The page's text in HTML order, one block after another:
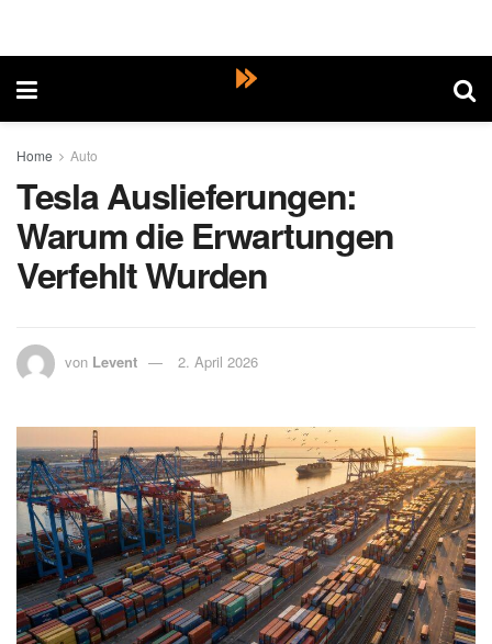
Home Auto
Tesla Auslieferungen:
Warum die Erwartungen
Verfehlt Wurden
von Levent 2. April 2026